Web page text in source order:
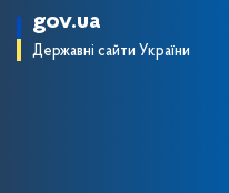
gov.ua
Державні сайти України